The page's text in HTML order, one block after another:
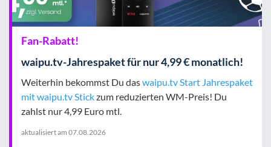
Fan-Rabatt!
waipu.tv-Jahrespaket für nur 4,99 € monatlich!
Weiterhin bekommst Du daswaipu.tv Start Jahrespaket
mit waipu.tv Stickzum reduzierten WM-Preis! Du
zahlst nur 4,99 Euro mtl.
aktualisiert am 07.08.2026